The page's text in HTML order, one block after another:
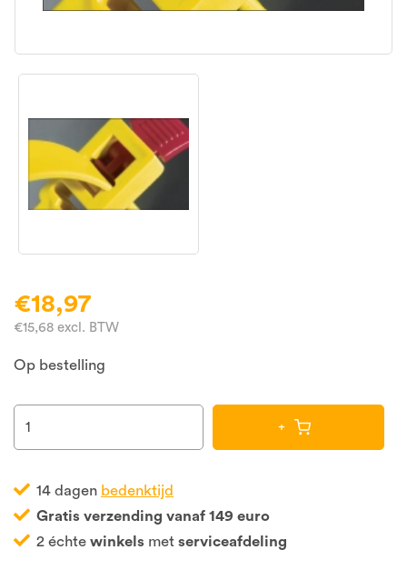
€18,97
€15,68 excl. BTW
Op bestelling
+
14 dagen bedenktijd
Gratis verzending vanaf 149 euro
2 échte winkels met serviceafdeling